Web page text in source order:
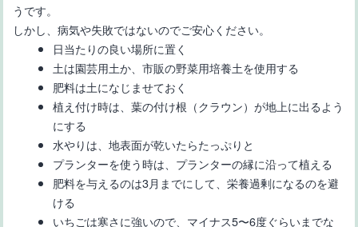
うです。
しかし、病気や失敗ではないのでご安心ください。
日当たりの良い場所に置く
土は園芸用土か、市販の野菜用培養土を使用する
肥料は土になじませておく
植え付け時は、葉の付け根（クラウン）が地上に出るよう
にする
水やりは、地表面が乾いたらたっぷりと
プランターを使う時は、プランターの縁に沿って植える
肥料を与えるのは3月までにして、栄養過剰になるのを避
ける
いちごは寒さに強いので、マイナス5〜6度ぐらいまでな